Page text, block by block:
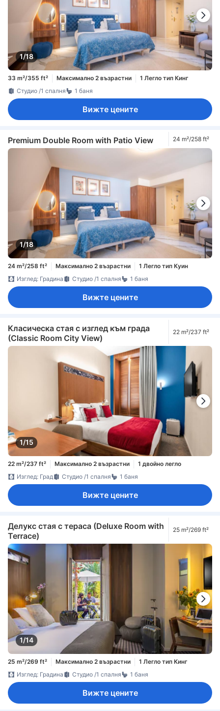
1/18
33 m²/355 ft² Максимално 2 възрастни
1 Легло тип Кинг
Студио /1 спалня
1 баня
Вижте цените
Premium Double Room with Patio View 24 m²/258 ft²
1/18
24 m²/258 ft² Максимално 2 възрастни
1 Легло тип Куин
Изглед: Градина
Студио /1 спалня 1 баня
Вижте цените
Класическа стая с изглед към града
(Classic Room City View)
22 m²/237 ft²
1/15
22 m²/237 ft² Максимално 2 възрастни
1 двойно легло
Изглед: Град
Студио /1 спалня 1 баня
Вижте цените
Делукс стая с тераса (Deluxe Room with
Terrace)
25 m²/269 ft²
1/14
25 m²/269 ft² Максимално 2 възрастни
1 Легло тип Кинг
Изглед: Градина
Студио /1 спалня 1 баня
Вижте цените